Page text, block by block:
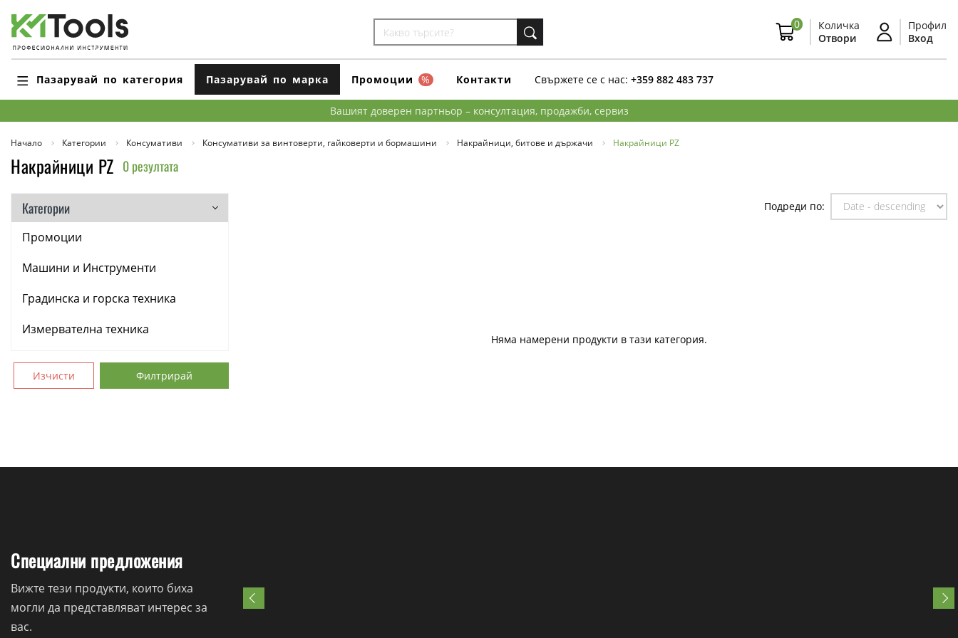
0
Количка
Отвори
Профил
Вход
Пазарувай по категория Пазарувай по марка Промоции % Контакти Свържете се с нас: +359 882 483 737
Вашият доверен партньор – консултация, продажби, сервиз
Начало Категории Консумативи Консумативи за винтоверти, гайковерти и бормашини Накрайници, битове и държачи Накрайници PZ
Накрайници PZ 0 резултата
Категории
Промоции
Машини и Инструменти
Градинска и горска техника
Измервателна техника
Аксесоари
Консумативи
Изчисти Филтрирай
Подреди по:
Няма намерени продукти в тази категория.
Специални предложения
Вижте тези продукти, които биха
могли да представляват интерес за
вас.